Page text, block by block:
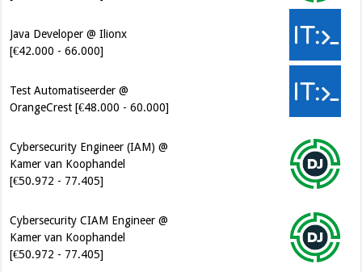
Java Developer @ Ilionx
[€42.000 - 66.000]
Test Automatiseerder @
OrangeCrest [€48.000 - 60.000]
Cybersecurity Engineer (IAM) @
Kamer van Koophandel
[€50.972 - 77.405]
Cybersecurity CIAM Engineer @
Kamer van Koophandel
[€50.972 - 77.405]